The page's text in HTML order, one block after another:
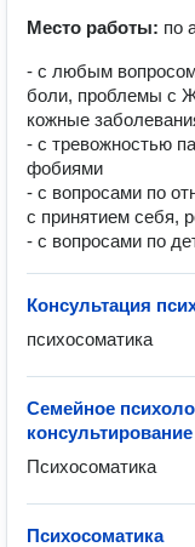
Место работы: по
- с любым
боли, проблемы с
кожные
- с тревожностью
фобиями
- с вопросами по
с принятием себя,
- с вопросами по
Консультация
психосоматика
Семейное
консультирование
Психосоматика
Психосоматика